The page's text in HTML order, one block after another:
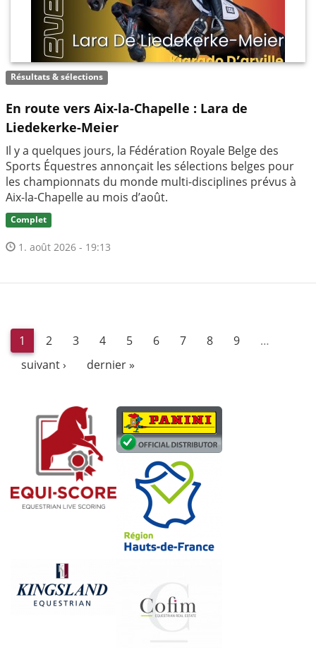
Résultats & sélections
En route vers Aix-la-Chapelle : Lara de
Liedekerke-Meier
Il y a quelques jours, la Fédération Royale Belge des
Sports Équestres annonçait les sélections belges pour
les championnats du monde multi-disciplines prévus à
Aix-la-Chapelle au mois d’août.
Complet
1. août 2026 - 19:13
1 2 3 4 5 6 7 8 9
…
suivant ›
dernier »